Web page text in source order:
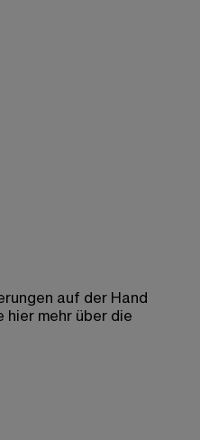
auf der Hand
mehr über die